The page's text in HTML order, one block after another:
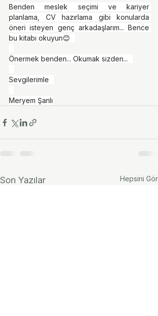
Benden meslek seçimi ve kariyer
planlama, CV hazırlama gibi konularda
öneri isteyen genç arkadaşlarım... Bence
bu kitabı okuyun😊⠀
Önermek benden... Okumak sizden...⠀
Sevgilerimle⠀
Meryem Şanlı
Son Yazılar Hepsini Gör